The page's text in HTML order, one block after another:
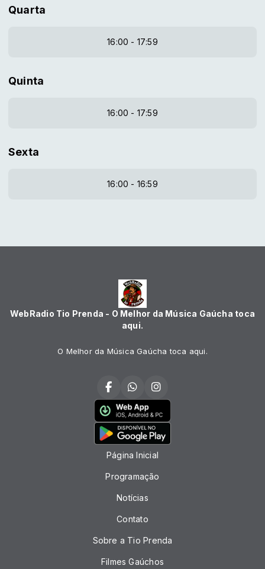
Quarta
16:00 - 17:59
Quinta
16:00 - 17:59
Sexta
16:00 - 16:59
WebRadio Tio Prenda - O Melhor da Música Gaúcha toca
aqui.
O Melhor da Música Gaúcha toca aqui.
Página Inicial
Programação
Notícias
Contato
Sobre a Tio Prenda
Filmes Gaúchos